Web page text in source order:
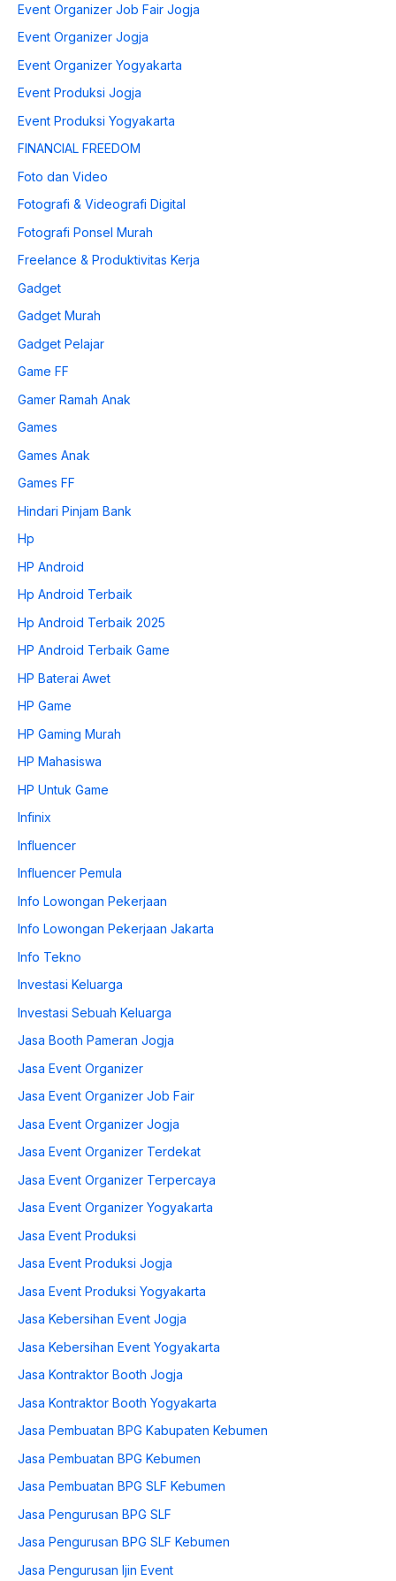
Event Organizer Job Fair Jogja
Event Organizer Jogja
Event Organizer Yogyakarta
Event Produksi Jogja
Event Produksi Yogyakarta
FINANCIAL FREEDOM
Foto dan Video
Fotografi & Videografi Digital
Fotografi Ponsel Murah
Freelance & Produktivitas Kerja
Gadget
Gadget Murah
Gadget Pelajar
Game FF
Gamer Ramah Anak
Games
Games Anak
Games FF
Hindari Pinjam Bank
Hp
HP Android
Hp Android Terbaik
Hp Android Terbaik 2025
HP Android Terbaik Game
HP Baterai Awet
HP Game
HP Gaming Murah
HP Mahasiswa
HP Untuk Game
Infinix
Influencer
Influencer Pemula
Info Lowongan Pekerjaan
Info Lowongan Pekerjaan Jakarta
Info Tekno
Investasi Keluarga
Investasi Sebuah Keluarga
Jasa Booth Pameran Jogja
Jasa Event Organizer
Jasa Event Organizer Job Fair
Jasa Event Organizer Jogja
Jasa Event Organizer Terdekat
Jasa Event Organizer Terpercaya
Jasa Event Organizer Yogyakarta
Jasa Event Produksi
Jasa Event Produksi Jogja
Jasa Event Produksi Yogyakarta
Jasa Kebersihan Event Jogja
Jasa Kebersihan Event Yogyakarta
Jasa Kontraktor Booth Jogja
Jasa Kontraktor Booth Yogyakarta
Jasa Pembuatan BPG Kabupaten Kebumen
Jasa Pembuatan BPG Kebumen
Jasa Pembuatan BPG SLF Kebumen
Jasa Pengurusan BPG SLF
Jasa Pengurusan BPG SLF Kebumen
Jasa Pengurusan Ijin Event